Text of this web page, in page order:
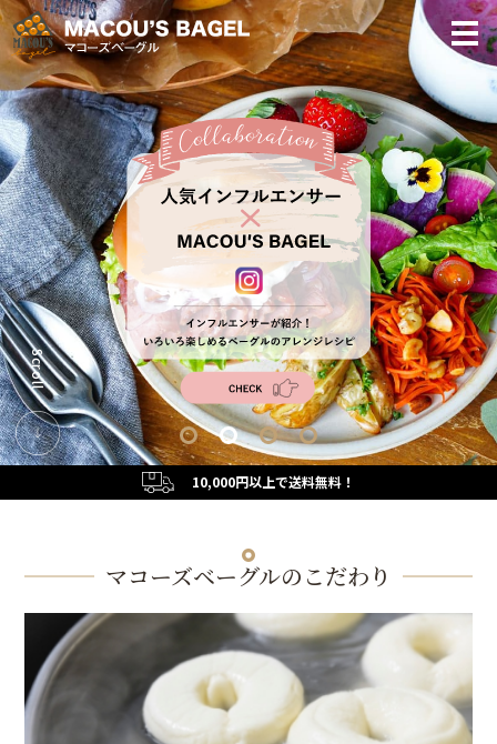
Scroll
10,000円以上で送料無料！
マコーズベーグルのこだわり